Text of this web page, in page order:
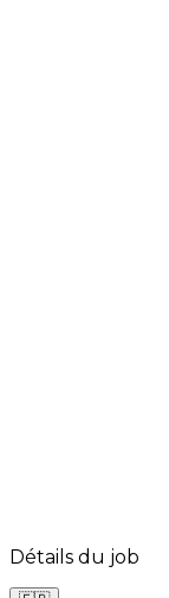
Détails du job